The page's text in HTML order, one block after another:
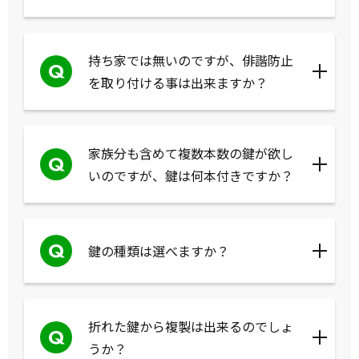
Q
持ち家では無いのですが、俳諧防止
を取り付ける事は出来ますか？
Q
家族分も含めて複数本数の鍵が欲し
いのですが、鍵は何本付きですか？
Q 鍵の種類は選べますか？
Q
折れた鍵から複製は出来るのでしょ
うか？